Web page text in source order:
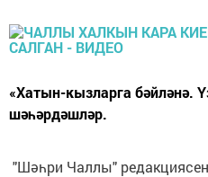
«Хатын-кызларга бәйләнә.
шәһәрдәшләр.
"Шәһри Чаллы"